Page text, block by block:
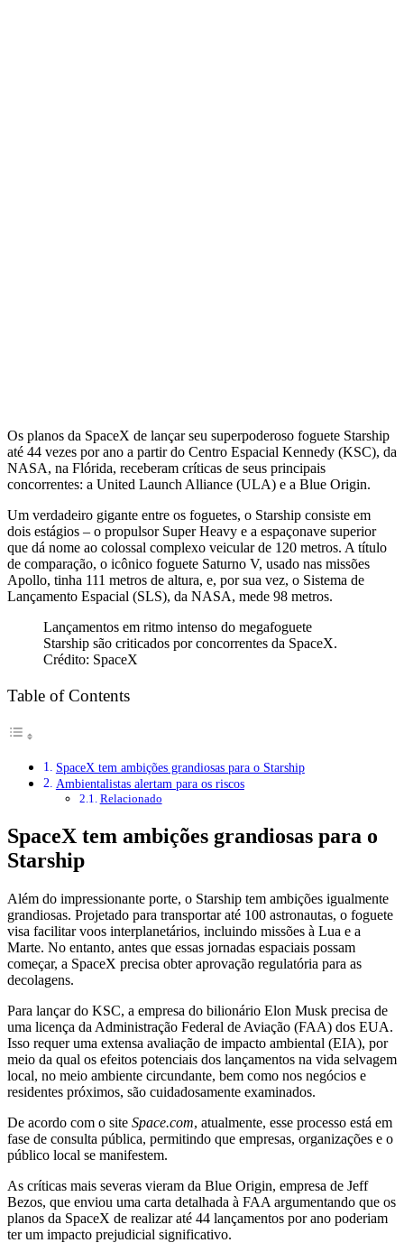
Os planos da SpaceX de lançar seu superpoderoso foguete Starship
até 44 vezes por ano a partir do Centro Espacial Kennedy (KSC), da
NASA, na Flórida, receberam críticas de seus principais
concorrentes: a United Launch Alliance (ULA) e a Blue Origin.
Um verdadeiro gigante entre os foguetes, o Starship consiste em
dois estágios – o propulsor Super Heavy e a espaçonave superior
que dá nome ao colossal complexo veicular de 120 metros. A título
de comparação, o icônico foguete Saturno V, usado nas missões
Apollo, tinha 111 metros de altura, e, por sua vez, o Sistema de
Lançamento Espacial (SLS), da NASA, mede 98 metros.
Lançamentos em ritmo intenso do megafoguete
Starship são criticados por concorrentes da SpaceX.
Crédito: SpaceX
Table of Contents
SpaceX tem ambições grandiosas para o Starship
Ambientalistas alertam para os riscos
Relacionado
SpaceX tem ambições grandiosas para o
Starship
Além do impressionante porte, o Starship tem ambições igualmente
grandiosas. Projetado para transportar até 100 astronautas, o foguete
visa facilitar voos interplanetários, incluindo missões à Lua e a
Marte. No entanto, antes que essas jornadas espaciais possam
começar, a SpaceX precisa obter aprovação regulatória para as
decolagens.
Para lançar do KSC, a empresa do bilionário Elon Musk precisa de
uma licença da Administração Federal de Aviação (FAA) dos EUA.
Isso requer uma extensa avaliação de impacto ambiental (EIA), por
meio da qual os efeitos potenciais dos lançamentos na vida selvagem
local, no meio ambiente circundante, bem como nos negócios e
residentes próximos, são cuidadosamente examinados.
De acordo com o site Space.com, atualmente, esse processo está em
fase de consulta pública, permitindo que empresas, organizações e o
público local se manifestem.
As críticas mais severas vieram da Blue Origin, empresa de Jeff
Bezos, que enviou uma carta detalhada à FAA argumentando que os
planos da SpaceX de realizar até 44 lançamentos por ano poderiam
ter um impacto prejudicial significativo.